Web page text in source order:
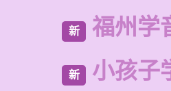
新 福州学
新 小孩子